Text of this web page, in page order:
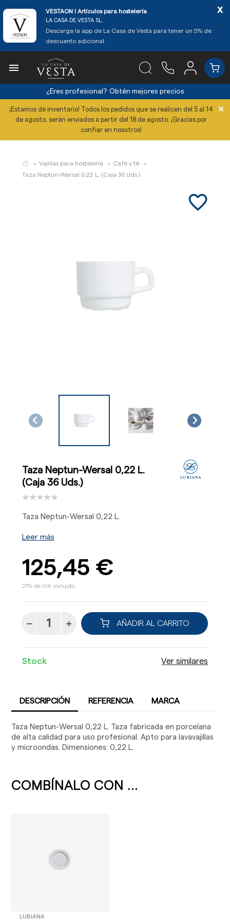
VESTAON l Artículos para hostelería
LA CASA DE VESTA SL.
Descarga la app de La Casa de Vesta para tener un 5% de
descuento adicional.
x

¿Eres profesional? Obtén mejores precios
¡Estamos de inventario! Todos los pedidos que se realicen del 5 al 14
de agosto, serán enviados a partir del 18 de agosto. ¡Gracias por
confiar en nosotros!
×
Vajillas para hostelería
Café y té
Taza Neptun-Wersal 0,22 L. (Caja 36 Uds.)
favorite_border
Taza Neptun-Wersal 0,22 L.
(Caja 36 Uds.)
Taza Neptun-Wersal 0,22 L.
Leer más
125,45 €
21% de IVA incluido.
AÑADIR AL CARRITO
Stock Ver similares
DESCRIPCIÓN REFERENCIA MARCA
Taza Neptun-Wersal 0,22 L. Taza fabricada en porcelana
de alta calidad para uso profesional. Apto para lavavajillas
y microondas. Dimensiones: 0,22 L.
COMBÍNALO CON ...
LUBIANA